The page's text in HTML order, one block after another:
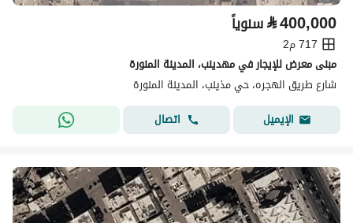
⃁400,000 سنوياً
717 م2
مبنى معرض للإيجار في مهدينب، المدينة المنورة
شارع طريق الهجره، حي مذينب، المدينة المنورة
الإيميل
اتصال